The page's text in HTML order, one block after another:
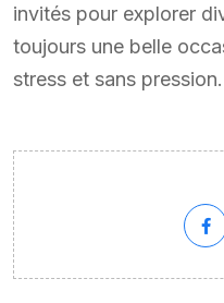
invités pour explorer
toujours une belle
stress et sans pression.